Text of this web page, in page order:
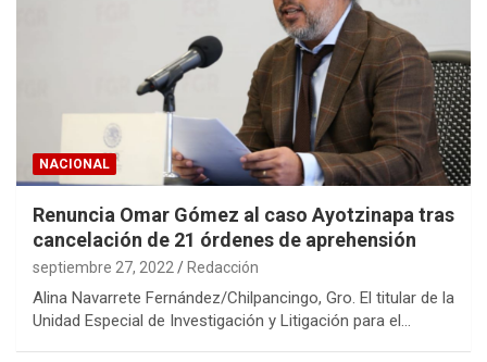
NACIONAL
Renuncia Omar Gómez al caso Ayotzinapa tras
cancelación de 21 órdenes de aprehensión
septiembre 27, 2022 Redacción
Alina Navarrete Fernández/Chilpancingo, Gro. El titular de la
Unidad Especial de Investigación y Litigación para el…